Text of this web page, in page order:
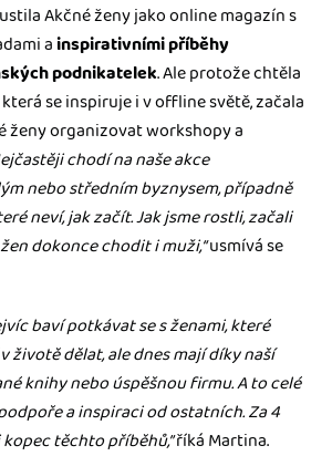
Akčné ženy jako online magazín s
ainspirativními příběhy
podnikatelek. Ale protože chtěla
se inspiruje i v offline světě, začala
ženy organizovat workshopy a
chodí na naše akce
nebo středním byznysem, případně
neví, jak začít. Jak jsme rostli, začali
dokonce chodit i muži,“usmívá se
baví potkávat se s ženami, které
životě dělat, ale dnes mají díky naší
knihy nebo úspěšnou firmu. A to celé
a inspiraci od ostatních. Za 4
těchto příběhů,”říká Martina.